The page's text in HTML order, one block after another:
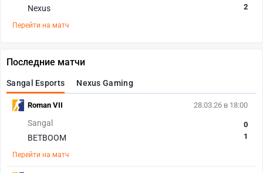
Nexus
2
Перейти на матч
Последние матчи
Sangal Esports Nexus Gaming
28.03.26 в 18:00
Sangal
BETBOOM
0
1
Перейти на матч
Roman VII